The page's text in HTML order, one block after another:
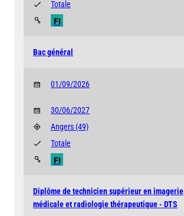
FI
Totale
Bac général
01/09/2026
30/06/2027
Angers (49)
FI
Totale
Diplôme de technicien supérieur en imagerie
médicale et radiologie thérapeutique - DTS